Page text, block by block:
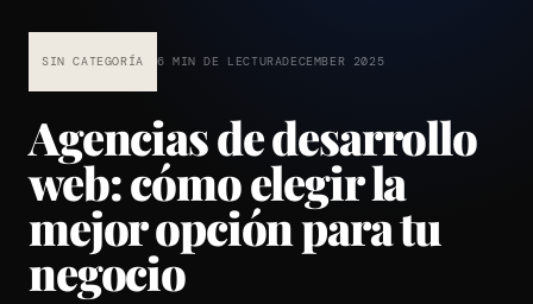
SIN CATEGORÍA 6 MIN DE LECTURADECEMBER 2025
Agencias de desarrollo
web: cómo elegir la
mejor opción para tu
negocio